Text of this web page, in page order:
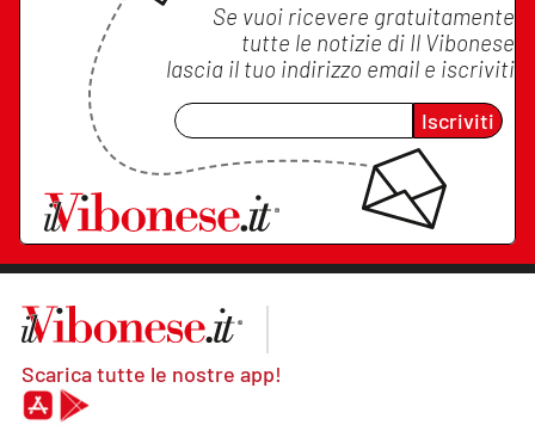
Se vuoi ricevere gratuitamente
tutte le notizie di Il Vibonese
lascia il tuo indirizzo email e iscriviti
Iscriviti
Scarica tutte le nostre app!